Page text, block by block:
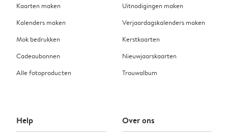
Kaarten maken
Kalenders maken
Mok bedrukken
Cadeaubonnen
Alle fotoproducten
Uitnodigingen maken
Verjaardagskalenders maken
Kerstkaarten
Nieuwjaarskaarten
Trouwalbum
Help Over ons